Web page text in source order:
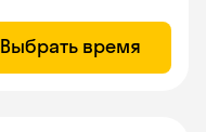
Выбрать время